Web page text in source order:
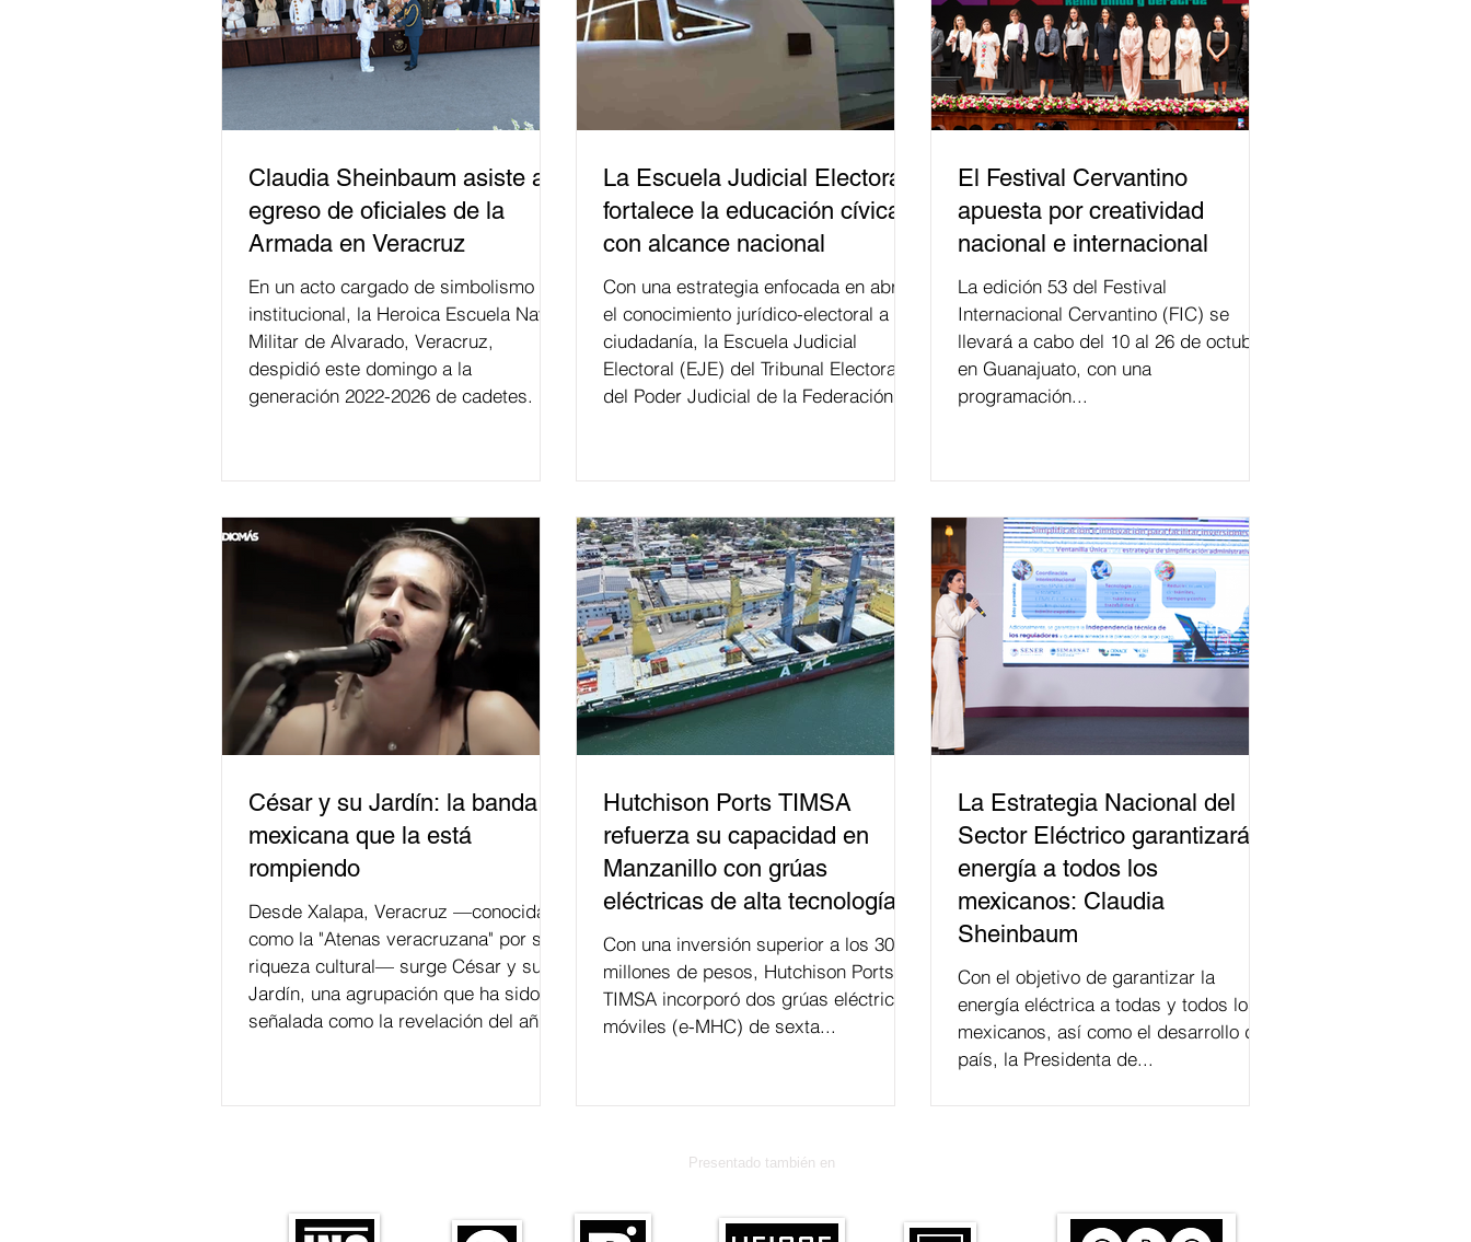
Claudia Sheinbaum asiste a
egreso de oficiales de la
Armada en Veracruz
En un acto cargado de simbolismo
institucional, la Heroica Escuela Naval
Militar de Alvarado, Veracruz,
despidió este domingo a la
generación 2022-2026 de cadetes.
La Escuela Judicial Electoral
fortalece la educación cívica
con alcance nacional
Con una estrategia enfocada en abrir
el conocimiento jurídico-electoral a la
ciudadanía, la Escuela Judicial
Electoral (EJE) del Tribunal Electoral
del Poder Judicial de la Federación ha
relacionados con la democracia y el
del papel que ha asumido la EJE en la
difusión de la justicia electoral como
un bien público. La mayor parte de las
personas capacitadas no forma
El Festival Cervantino
apuesta por creatividad
nacional e internacional
La edición 53 del Festival
Internacional Cervantino (FIC) se
llevará a cabo del 10 al 26 de octubre
en Guanajuato, con una
programación...
César y su Jardín: la banda
mexicana que la está
rompiendo
Desde Xalapa, Veracruz —conocida
como la "Atenas veracruzana" por su
riqueza cultural— surge César y su
Jardín, una agrupación que ha sido
señalada como la revelación del año
Hutchison Ports TIMSA
refuerza su capacidad en
Manzanillo con grúas
eléctricas de alta tecnología
Con una inversión superior a los 300
millones de pesos, Hutchison Ports
TIMSA incorporó dos grúas eléctricas
móviles (e-MHC) de sexta...
La Estrategia Nacional del
Sector Eléctrico garantizará
energía a todos los
mexicanos: Claudia
Sheinbaum
Con el objetivo de garantizar la
energía eléctrica a todas y todos los
mexicanos, así como el desarrollo del
país, la Presidenta de...
Presentado también en